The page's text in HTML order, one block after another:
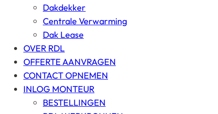
Dakdekker
Centrale Verwarming
Dak Lease
OVER RDL
OFFERTE AANVRAGEN
CONTACT OPNEMEN
INLOG MONTEUR
BESTELLINGEN